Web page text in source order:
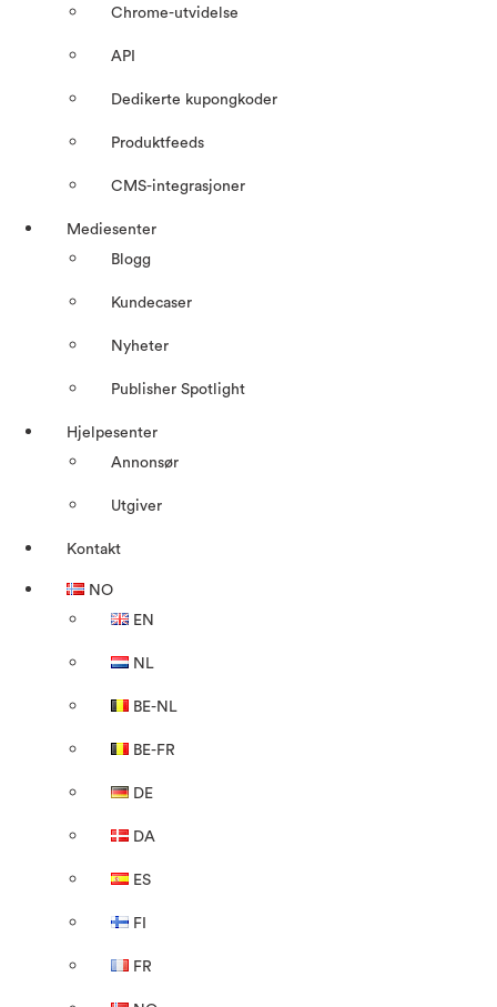
Chrome-utvidelse
API
Dedikerte kupongkoder
Produktfeeds
CMS-integrasjoner
Mediesenter
Blogg
Kundecaser
Nyheter
Publisher Spotlight
Hjelpesenter
Annonsør
Utgiver
Kontakt
NO
EN
NL
BE-NL
BE-FR
DE
DA
ES
FI
FR